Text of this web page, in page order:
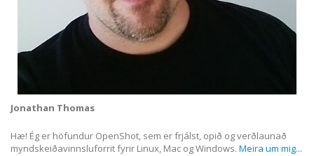
Jonathan Thomas
Hæ! Ég er höfundur OpenShot, sem er frjálst, opið og verðlaunað
myndskeiðavinnsluforrit fyrir Linux, Mac og Windows. Meira um mig...